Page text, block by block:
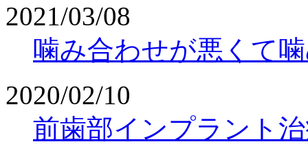
2021/03/08
噛み合わせが悪くて
2020/02/10
前歯部インプラント